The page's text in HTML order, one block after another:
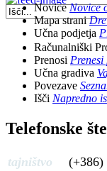
NoviceNovice
Mapa strani
Učna podjetja
Računalniški
Prenosi
Učna gradiva
Povezave
Išči Napredno
Telefonske
tajništvo
(+386)